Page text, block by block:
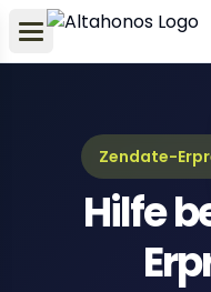
Zendate-
Hilfe